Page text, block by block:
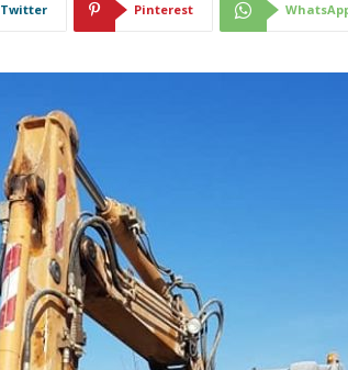
Twitter Pinterest